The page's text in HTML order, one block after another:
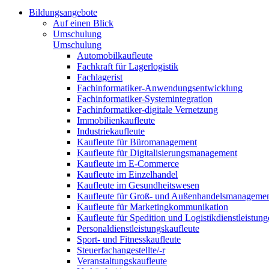
Bildungsangebote
Auf einen Blick
Umschulung
Umschulung
Automobilkaufleute
Fachkraft für Lagerlogistik
Fachlagerist
Fachinformatiker-Anwendungsentwicklung
Fachinformatiker-Systemintegration
Fachinformatiker-digitale Vernetzung
Immobilienkaufleute
Industriekaufleute
Kaufleute für Büromanagement
Kaufleute für Digitalisierungsmanagement
Kaufleute im E-Commerce
Kaufleute im Einzelhandel
Kaufleute im Gesundheitswesen
Kaufleute für Groß- und
Kaufleute für Marketingkommunikation
Kaufleute für Spedition und
Personaldienstleistungskaufleute
Sport- und Fitnesskaufleute
Steuerfachangestellte/-r
Veranstaltungskaufleute